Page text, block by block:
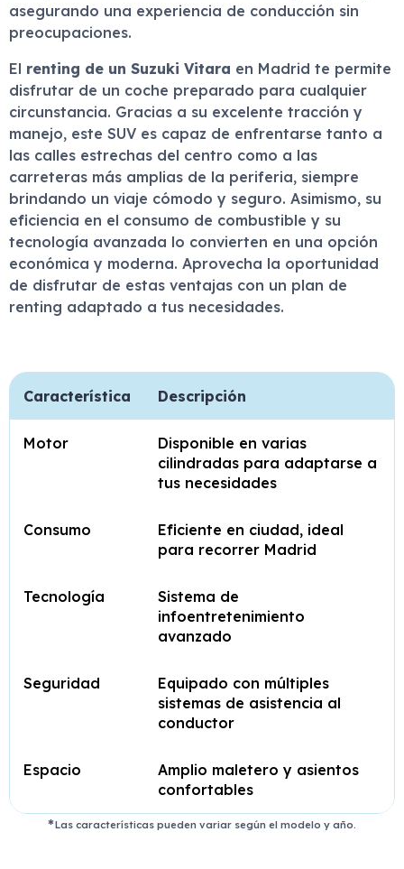
asegurando una experiencia de conducción sin
preocupaciones.
El renting de un Suzuki Vitara en Madrid te permite
disfrutar de un coche preparado para cualquier
circunstancia. Gracias a su excelente tracción y
manejo, este SUV es capaz de enfrentarse tanto a
las calles estrechas del centro como a las
carreteras más amplias de la periferia, siempre
brindando un viaje cómodo y seguro. Asimismo, su
eficiencia en el consumo de combustible y su
tecnología avanzada lo convierten en una opción
económica y moderna. Aprovecha la oportunidad
de disfrutar de estas ventajas con un plan de
renting adaptado a tus necesidades.
Característica Descripción
Motor
Disponible en varias
cilindradas para adaptarse a
tus necesidades
Consumo
Eficiente en ciudad, ideal
para recorrer Madrid
Tecnología
Sistema de
infoentretenimiento
avanzado
Seguridad
Equipado con múltiples
sistemas de asistencia al
conductor
Espacio
Amplio maletero y asientos
confortables
Las características pueden variar según el modelo y año.